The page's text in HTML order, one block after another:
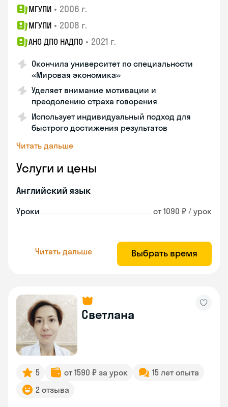
МГУПИ • 2006 г.
МГУПИ • 2008 г.
АНО ДПО НАДПО • 2021 г.
Окончила университет по специальности
«Мировая экономика»
Уделяет внимание мотивации и
преодолению страха говорения
Использует индивидуальный подход для
быстрого достижения результатов
Читать дальше
Услуги и цены
Английский язык
Уроки от 1090 ₽ / урок
Читать дальше Выбрать время
Светлана
5 от 1590 ₽ за урок
15 лет опыта
2 отзыва